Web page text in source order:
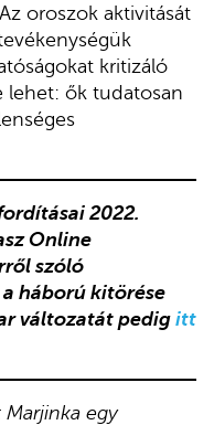
oroszok aktivitását
kritizáló
lehet: ők tudatosan
2022.
Online
szóló
a háború kitörése
változatát pedig itt
egy